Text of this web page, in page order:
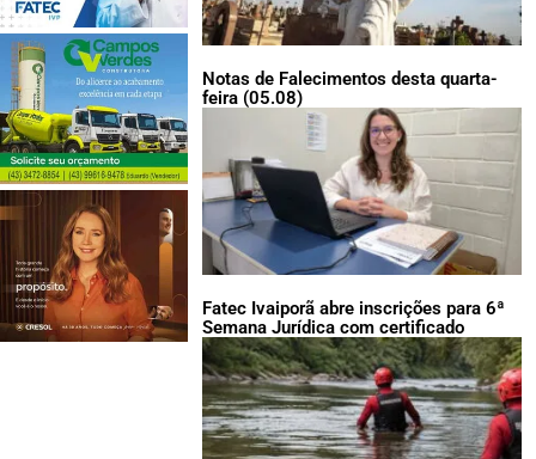
Notas de Falecimentos desta quarta-
feira (05.08)
Fatec Ivaiporã abre inscrições para 6ª
Semana Jurídica com certificado